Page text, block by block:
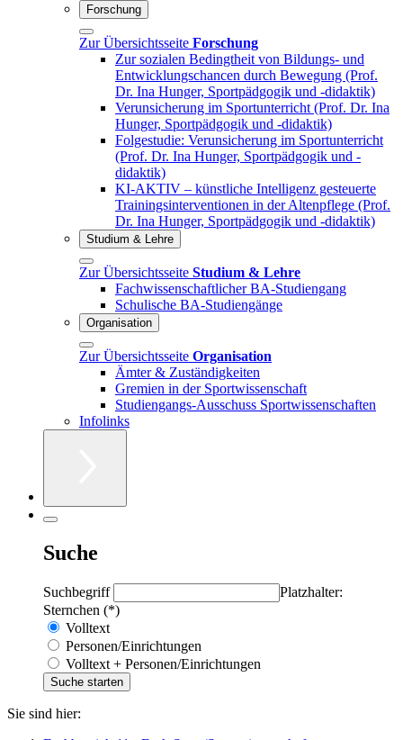
Forschung
Zur Übersichtsseite Forschung
Zur sozialen Bedingtheit von Bildungs- und
Entwicklungschancen durch Bewegung (Prof.
Dr. Ina Hunger, Sportpädgogik und -didaktik)
Verunsicherung im Sportunterricht (Prof. Dr. Ina
Hunger, Sportpädgogik und -didaktik)
Folgestudie: Verunsicherung im Sportunterricht
(Prof. Dr. Ina Hunger, Sportpädgogik und -
didaktik)
KI-AKTIV – künstliche Intelligenz gesteuerte
Trainingsinterventionen in der Altenpflege (Prof.
Dr. Ina Hunger, Sportpädgogik und -didaktik)
Studium & Lehre
Zur Übersichtsseite Studium & Lehre
Fachwissenschaftlicher BA-Studiengang
Schulische BA-Studiengänge
Organisation
Zur Übersichtsseite Organisation
Ämter & Zuständigkeiten
Gremien in der Sportwissenschaft
Studiengangs-Ausschuss Sportwissenschaften
Infolinks
Suche
Suchbegriff
Platzhalter:
Sternchen (*)
Volltext
Personen/Einrichtungen
Volltext + Personen/Einrichtungen
Sie sind hier: